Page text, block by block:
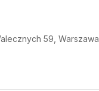
59, Warszawa